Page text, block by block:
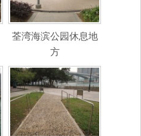
荃湾海滨公园休息地
方